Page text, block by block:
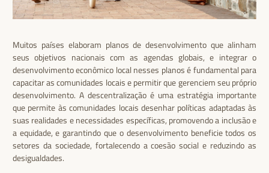
Muitos países elaboram planos de desenvolvimento que alinham
seus objetivos nacionais com as agendas globais, e integrar o
desenvolvimento econômico local nesses planos é fundamental para
capacitar as comunidades locais e permitir que gerenciem seu próprio
desenvolvimento. A descentralização é uma estratégia importante
que permite às comunidades locais desenhar políticas adaptadas às
suas realidades e necessidades específicas, promovendo a inclusão e
a equidade, e garantindo que o desenvolvimento beneficie todos os
setores da sociedade, fortalecendo a coesão social e reduzindo as
desigualdades.